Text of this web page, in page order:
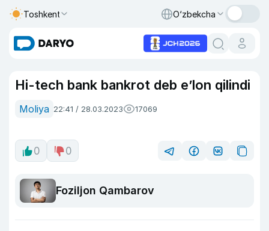
Toshkent O‘zbekcha
Hi-tech bank bankrot deb e’lon qilindi
Moliya 22:41 / 28.03.2023 17069
0 0
Foziljon Qambarov